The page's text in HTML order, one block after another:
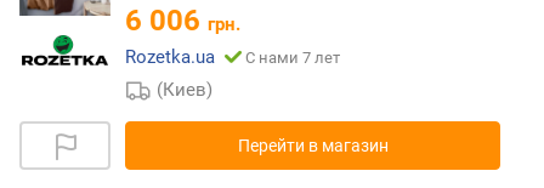
6 006 грн.
Rozetka.ua
С нами 7 лет
(Киев)
Перейти в магазин